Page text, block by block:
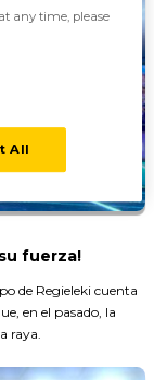
fuerza!
de Regieleki cuenta
en el pasado, la
raya.
any time, please
All